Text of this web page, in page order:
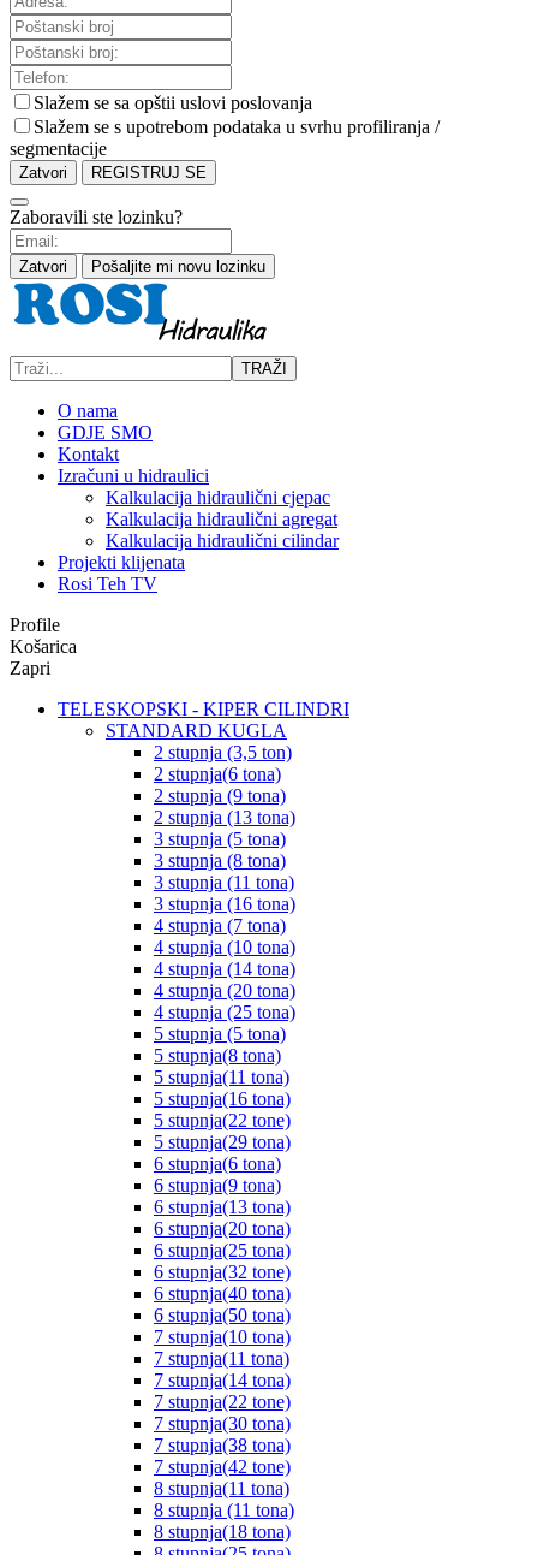
Slažem se sa opštii uslovi poslovanja
Slažem se s upotrebom podataka u svrhu profiliranja /
segmentacije
Zatvori REGISTRUJ SE
Zaboravili ste lozinku?
Zatvori Pošaljite mi novu lozinku
TRAŽI
O nama
GDJE SMO
Kontakt
Izračuni u hidraulici
Kalkulacija hidraulični cjepac
Kalkulacija hidraulični agregat
Kalkulacija hidraulični cilindar
Projekti klijenata
Rosi Teh TV
Profile
Košarica
Zapri
TELESKOPSKI - KIPER CILINDRI
STANDARD KUGLA
2 stupnja (3,5 ton)
2 stupnja(6 tona)
2 stupnja (9 tona)
2 stupnja (13 tona)
3 stupnja (5 tona)
3 stupnja (8 tona)
3 stupnja (11 tona)
3 stupnja (16 tona)
4 stupnja (7 tona)
4 stupnja (10 tona)
4 stupnja (14 tona)
4 stupnja (20 tona)
4 stupnja (25 tona)
5 stupnja (5 tona)
5 stupnja(8 tona)
5 stupnja(11 tona)
5 stupnja(16 tona)
5 stupnja(22 tone)
5 stupnja(29 tona)
6 stupnja(6 tona)
6 stupnja(9 tona)
6 stupnja(13 tona)
6 stupnja(20 tona)
6 stupnja(25 tona)
6 stupnja(32 tone)
6 stupnja(40 tona)
6 stupnja(50 tona)
7 stupnja(10 tona)
7 stupnja(11 tona)
7 stupnja(14 tona)
7 stupnja(22 tone)
7 stupnja(30 tona)
7 stupnja(38 tona)
7 stupnja(42 tone)
8 stupnja(11 tona)
8 stupnja (11 tona)
8 stupnja(18 tona)